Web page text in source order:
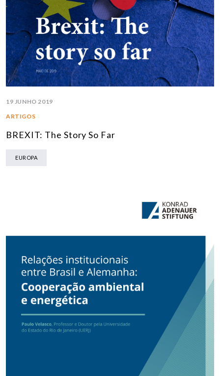
19 JUNHO 2019
ARTIGOS
BREXIT: The Story So Far
EUROPA